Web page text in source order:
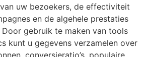
uw bezoekers, de effectiviteit
en de algehele prestaties
gebruik te maken van tools
kunt u gegevens verzamelen over
conversieratio’s, populaire